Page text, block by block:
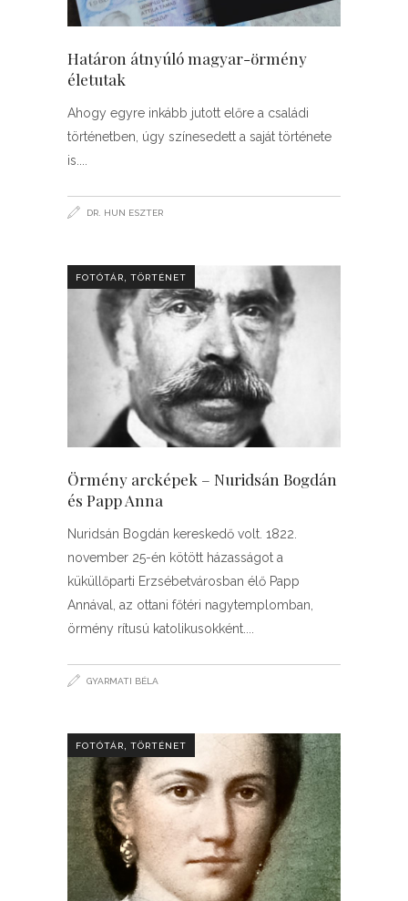
Határon átnyúló magyar-örmény
életutak
Ahogy egyre inkább jutott előre a családi
történetben, úgy színesedett a saját története
is.
DR. HUN ESZTER
FOTÓTÁR TÖRTÉNET
Örmény arcképek – Nuridsán Bogdán
és Papp Anna
Nuridsán Bogdán kereskedő volt. 1822.
november 25-én kötött házasságot a
küküllőparti Erzsébetvárosban élő Papp
Annával, az ottani főtéri nagytemplomban,
örmény rítusú katolikusokként.
GYARMATI BÉLA
FOTÓTÁR TÖRTÉNET